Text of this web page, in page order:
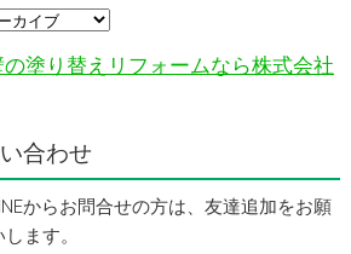
塗り替えリフォームなら株式会社
合わせ
からお問合せの方は、友達追加をお願
します。